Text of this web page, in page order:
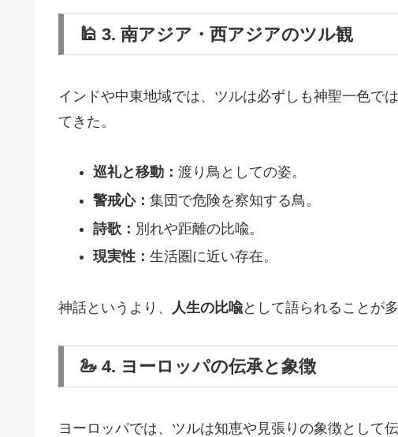
🕌 3. 南アジア・西アジアのツル観
インドや中東地域では、ツルは必ずしも神聖一色で
てきた。
巡礼と移動： 渡り鳥としての姿。
警戒心： 集団で危険を察知する鳥。
詩歌： 別れや距離の比喩。
現実性： 生活圏に近い存在。
神話というより、 人生の比喩として語られることが多
🦢 4. ヨーロッパの伝承と象徴
ヨーロッパでは、ツルは知恵や見張りの象徴として